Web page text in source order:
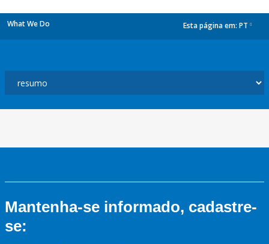
What We Do Esta página em: PT
Mantenha-se informado, cadastre-
se: